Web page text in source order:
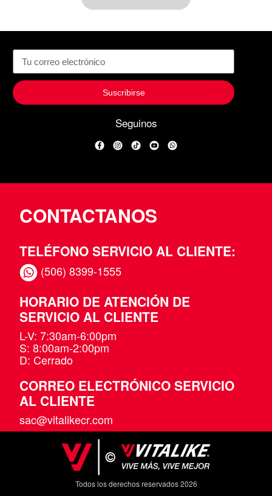
Suscribirse
Seguinos
FacebookInstagram
TikTokYouTubeWhatsApp
CONTACTANOS
TELÉFONO SERVICIO AL CLIENTE:
(506) 8399-1555
HORARIO DE ATENCIÓN DE
SERVICIO AL CLIENTE
L-V: 7:30am-6:00pm
S: 8:00am-2:00pm
D: Cerrado
CORREO ELECTRÓNICO SERVICIO
AL CLIENTE
sac@vitalikecr.com
Todos los derechos reservados 2026